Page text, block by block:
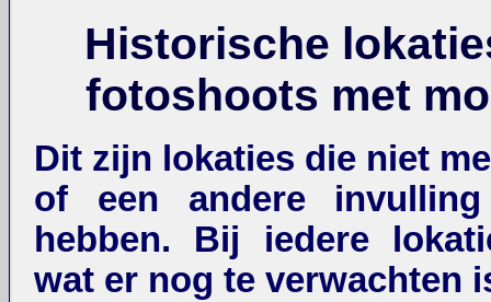
Historische
fotoshoots met
Dit zijn lokaties die niet
of een andere invulling
hebben. Bij iedere
wat er nog te verwachten